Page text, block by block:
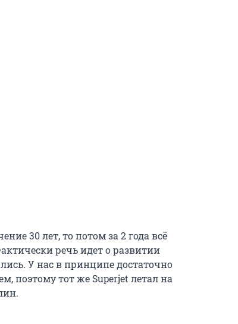
30 лет, то потом за 2 года всё
речь идет о развитии
У нас в принципе достаточно
поэтому тот же Superjet летал на